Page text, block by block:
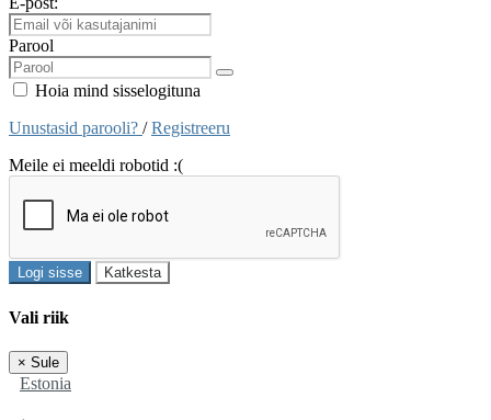
Parool
Hoia mind sisselogituna
Unustasid parooli? /Registreeru
Meile ei meeldi robotid :(
Logi sisse Katkesta
Vali riik
× Sule
Estonia